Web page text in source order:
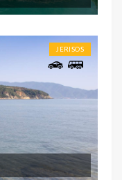
JERISOS